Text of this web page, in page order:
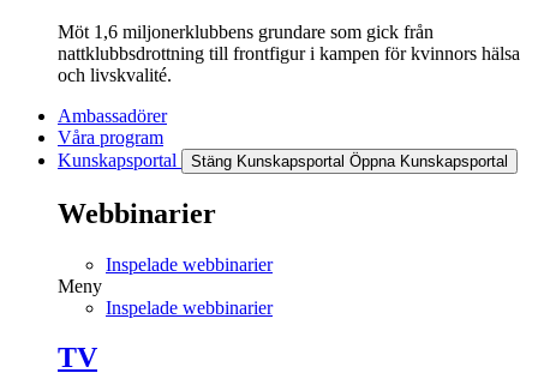
Möt 1,6 miljonerklubbens grundare som gick från
nattklubbsdrottning till frontfigur i kampen för kvinnors hälsa
och livskvalité.
Ambassadörer
Våra program
Kunskapsportal
Stäng Kunskapsportal Öppna Kunskapsportal
Webbinarier
Inspelade webbinarier
Meny
Inspelade webbinarier
TV